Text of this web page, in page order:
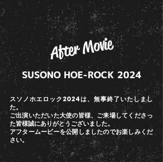
After Movie
SUSONO HOE-ROCK 2024
スソノホエロック2024は、無事終了いたしまし
た。
ご出演いただいた大使の皆様、ご来場してくださっ
た皆様誠にありがとうございました。
アフタームービーを公開しましたのでお楽しみくだ
さい。